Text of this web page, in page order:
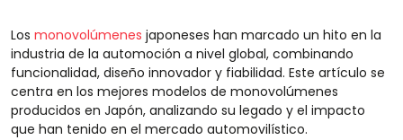
Los monovolúmenes japoneses han marcado un hito en la
industria de la automoción a nivel global, combinando
funcionalidad, diseño innovador y fiabilidad. Este artículo se
centra en los mejores modelos de monovolúmenes
producidos en Japón, analizando su legado y el impacto
que han tenido en el mercado automovilístico.